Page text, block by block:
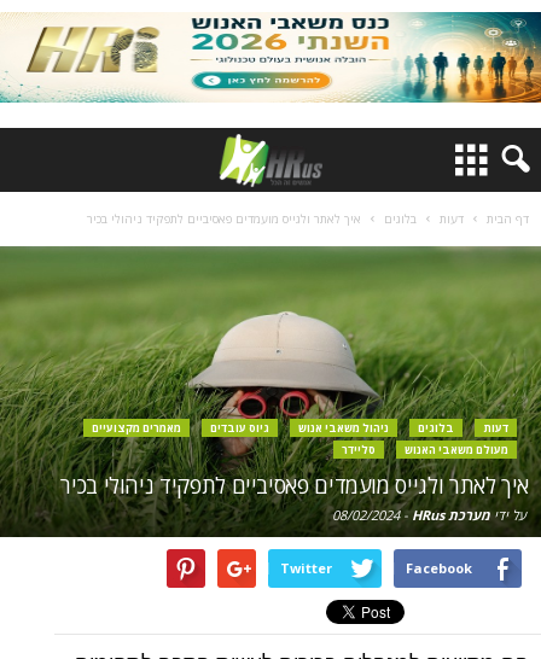
דף הבית דעות בלוגים איך לאתר ולגייס מועמדים פאסיביים לתפקיד ניהולי בכיר
דעות בלוגים ניהול משאבי אנוש גיוס עובדים
מאמרים מקצועיים
מעולם משאבי האנוש
סליידר
איך לאתר ולגייס מועמדים פאסיביים לתפקיד ניהולי בכיר
על ידי מערכת HRus -
08/02/2024
Facebook
Twitter